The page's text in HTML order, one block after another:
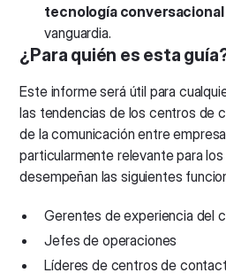
tecnología conversacional
vanguardia.
¿Para quién es esta
Este informe será útil para
las tendencias de los centros de
de la comunicación entre
particularmente relevante para
desempeñan las siguientes
Gerentes de experiencia del
Jefes de operaciones
Líderes de centros de